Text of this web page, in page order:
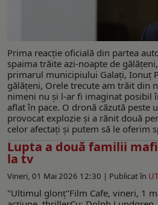
Prima reacţie oficială din partea
spaima trăite azi-noapte de
primarul municipiului Galaţi, Ionuţ
gălățeni, Orele trecute am trăit din
nimeni nu și l-ar fi imaginat posibil
aflat în pace. O dronă căzută peste
provocat explozie și a rănit două
celor afectați și putem să le oferim
Lupta a două familii
la tv
Vineri, 01 Mai 2026 12:30 | Publicat în
"Ultimul glonț"Film Cafe, vineri, 1